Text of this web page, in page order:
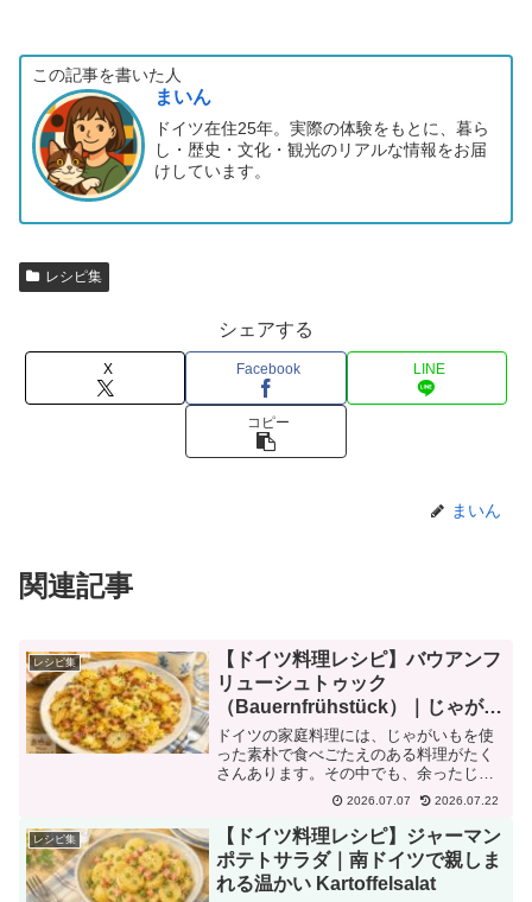
この記事を書いた人
まいん
ドイツ在住25年。実際の体験をもとに、暮ら
し・歴史・文化・観光のリアルな情報をお届
けしています。
レシピ集
シェアする
X Facebook LINE
コピー
まいん
関連記事
レシピ集
【ドイツ料理レシピ】バウアンフ
リューシュトゥック
（Bauernfrühstück）｜じゃがい
もと卵で作る素朴なドイツの朝ご
はん
ドイツの家庭料理には、じゃがいもを使
った素朴で食べごたえのある料理がたく
さんあります。その中でも、余ったじゃ
がいもをおいしく使える料理として親し
まれているのが、Bauernfrühstück（バウ
アンフリューシュトゥック）です。Bauer
...
2026.07.07 2026.07.22
レシピ集
【ドイツ料理レシピ】ジャーマン
ポテトサラダ｜南ドイツで親しま
れる温かい Kartoffelsalat